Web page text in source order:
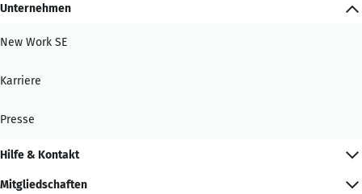
Unternehmen
New Work SE
Karriere
Presse
Hilfe & Kontakt
Mitgliedschaften